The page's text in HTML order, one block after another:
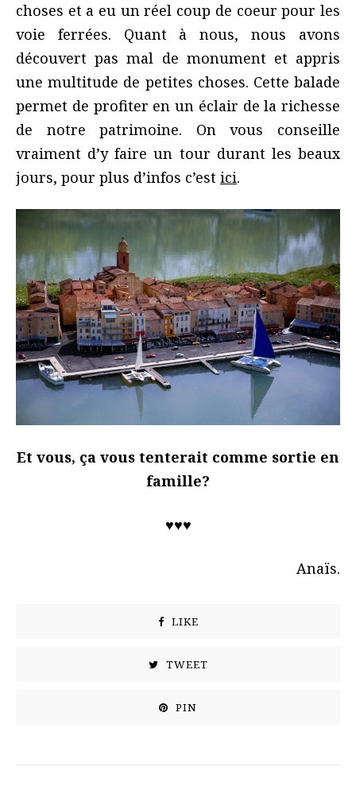
choses et a eu un réel coup de coeur pour les
voie ferrées. Quant à nous, nous avons
découvert pas mal de monument et appris
une multitude de petites choses. Cette balade
permet de profiter en un éclair de la richesse
de notre patrimoine. On vous conseille
vraiment d’y faire un tour durant les beaux
jours, pour plus d’infos c’est ici.
Et vous, ça vous tenterait comme sortie en
famille?
♥♥♥
Anaïs.
LIKE
TWEET
PIN